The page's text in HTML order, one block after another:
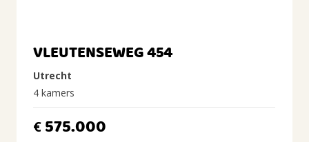
VLEUTENSEWEG 454
Utrecht
4 kamers
€ 575.000